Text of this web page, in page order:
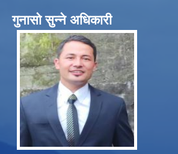
गुनासो सुन्ने अधिकारी